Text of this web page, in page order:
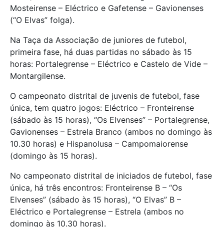
Mosteirense – Eléctrico e Gafetense – Gavionenses
(“O Elvas” folga).
Na Taça da Associação de juniores de futebol,
primeira fase, há duas partidas no sábado às 15
horas: Portalegrense – Eléctrico e Castelo de Vide –
Montargilense.
O campeonato distrital de juvenis de futebol, fase
única, tem quatro jogos: Eléctrico – Fronteirense
(sábado às 15 horas), “Os Elvenses” – Portalegrense,
Gavionenses – Estrela Branco (ambos no domingo às
10.30 horas) e Hispanolusa – Campomaiorense
(domingo às 15 horas).
No campeonato distrital de iniciados de futebol, fase
única, há três encontros: Fronteirense B – “Os
Elvenses” (sábado às 15 horas), “O Elvas” B –
Eléctrico e Portalegrense – Estrela (ambos no
domingo às 10.30 horas).